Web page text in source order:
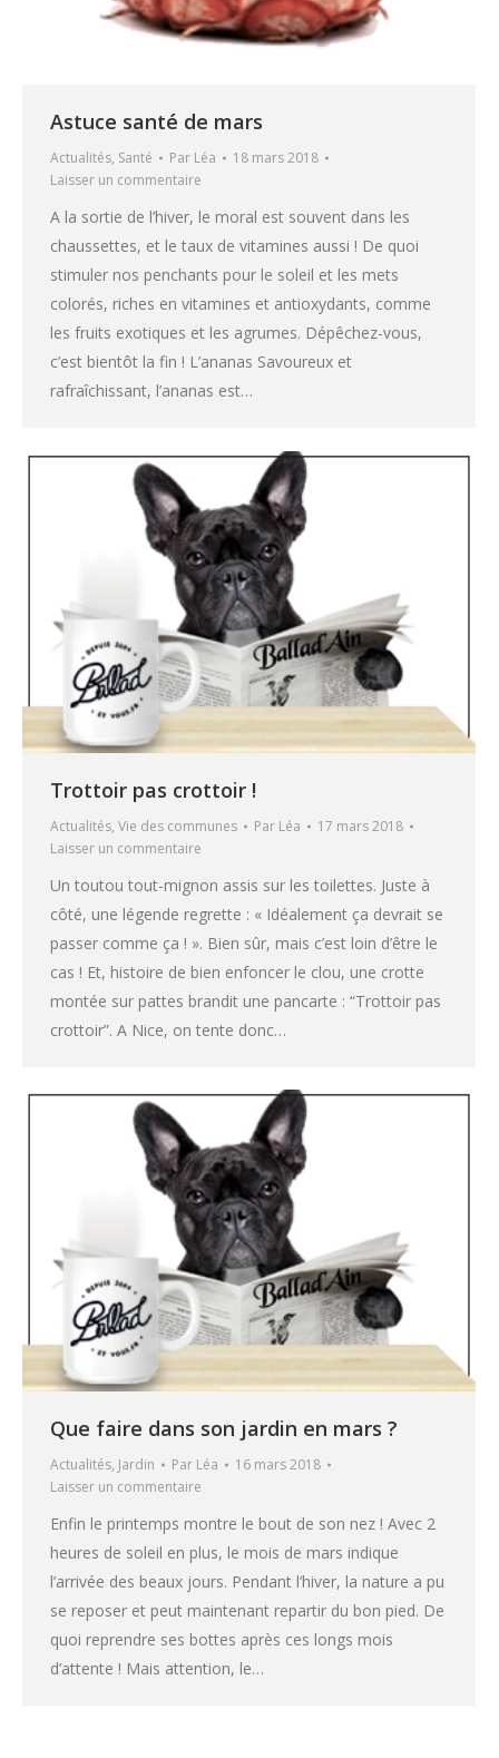
Astuce santé de mars
Actualités, Santé Par Léa
18 mars 2018
Laisser un commentaire
A la sortie de l’hiver, le moral est souvent dans les
chaussettes, et le taux de vitamines aussi ! De quoi
stimuler nos penchants pour le soleil et les mets
colorés, riches en vitamines et antioxydants, comme
les fruits exotiques et les agrumes. Dépêchez-vous,
c’est bientôt la fin ! L’ananas Savoureux et
rafraîchissant, l’ananas est…
Trottoir pas crottoir !
Actualités, Vie des communes Par Léa
17 mars 2018
Laisser un commentaire
Un toutou tout-mignon assis sur les toilettes. Juste à
côté, une légende regrette : « Idéalement ça devrait se
passer comme ça ! ». Bien sûr, mais c’est loin d’être le
cas ! Et, histoire de bien enfoncer le clou, une crotte
montée sur pattes brandit une pancarte : “Trottoir pas
crottoir”. A Nice, on tente donc…
Que faire dans son jardin en mars ?
Actualités, Jardin Par Léa
16 mars 2018
Laisser un commentaire
Enfin le printemps montre le bout de son nez ! Avec 2
heures de soleil en plus, le mois de mars indique
l’arrivée des beaux jours. Pendant l’hiver, la nature a pu
se reposer et peut maintenant repartir du bon pied. De
quoi reprendre ses bottes après ces longs mois
d’attente ! Mais attention, le…